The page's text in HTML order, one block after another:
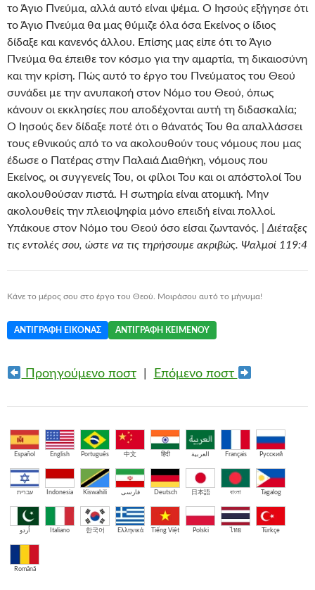
το Άγιο Πνεύμα, αλλά αυτό είναι ψέμα. Ο Ιησούς εξήγησε ότι
το Άγιο Πνεύμα θα μας θύμιζε όλα όσα Εκείνος ο ίδιος
δίδαξε και κανενός άλλου. Επίσης μας είπε ότι το Άγιο
Πνεύμα θα έπειθε τον κόσμο για την αμαρτία, τη δικαιοσύνη
και την κρίση. Πώς αυτό το έργο του Πνεύματος του Θεού
συνάδει με την ανυπακοή στον Νόμο του Θεού, όπως
κάνουν οι εκκλησίες που αποδέχονται αυτή τη διδασκαλία;
Ο Ιησούς δεν δίδαξε ποτέ ότι ο θάνατός Του θα απαλλάσσει
τους εθνικούς από το να ακολουθούν τους νόμους που μας
έδωσε ο Πατέρας στην Παλαιά Διαθήκη, νόμους που
Εκείνος, οι συγγενείς Του, οι φίλοι Του και οι απόστολοί Του
ακολουθούσαν πιστά. Η σωτηρία είναι ατομική. Μην
ακολουθείς την πλειοψηφία μόνο επειδή είναι πολλοί.
Υπάκουε στον Νόμο του Θεού όσο είσαι ζωντανός. | Διέταξες
τις εντολές σου, ώστε να τις τηρήσουμε ακριβώς. Ψαλμοί 119:4
Κάνε το μέρος σου στο έργο του Θεού. Μοιράσου αυτό το μήνυμα!
ΑΝΤΙΓΡΑΦΉ ΕΙΚΌΝΑΣ ΑΝΤΙΓΡΑΦΉ ΚΕΙΜΈΝΟΥ
Προηγούμενο ποστ| Επόμενο ποστ
Español English Português 中文 हिंदी العربية Français Русский
עברית Indonesia Kiswahili فارسی Deutsch 日本語 বাংলা Tagalog
اُردو Italiano 한국어 Ελληνικά Tiếng Việt Polski ไทย Türkçe
Română